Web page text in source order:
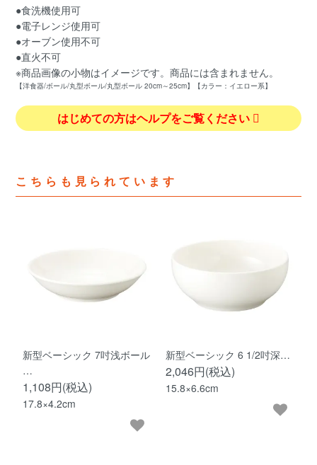
●食洗機使用可
●電子レンジ使用可
●オーブン使用不可
●直火不可
※商品画像の小物はイメージです。商品には含まれません。
【洋食器/ボール/丸型ボール/丸型ボール 20cm～25cm】【カラー：イエロー系】
はじめての方はヘルプをご覧ください
こちらも見られています
新型ベーシック 7吋浅ボール
…
1,108円(税込)
17.8×4.2cm
新型ベーシック 6 1/2吋深…
2,046円(税込)
15.8×6.6cm